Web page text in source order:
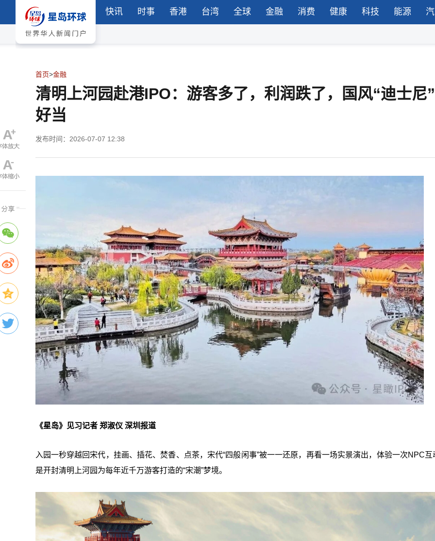
快讯 时事 香港 台湾 全球 金融 消费 健康 科技 能源
首页>金融
清明上河园赴港IPO：游客多了，利润跌了，国风“迪士尼
好当
发布时间：2026-07-07 12:38
《星岛》见习记者 郑淑仪 深圳报道
入园一秒穿越回宋代，挂画、插花、焚香、点茶，宋代“四般闲事”被一一还原，再看一场实景演出，体验一次NPC互
是开封清明上河园为每年近千万游客打造的“宋潮”梦境。